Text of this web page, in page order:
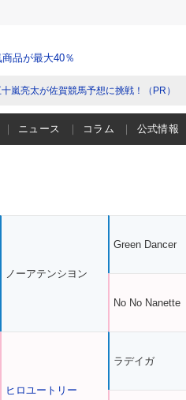
品が最大40％
嵐亮太が佐賀競馬予想に挑戦！（PR）
ニュース コラム 公式情報
ノーアテンシヨン
ヒロユートリー
Green Dancer
No No Nanette
ラデイガ